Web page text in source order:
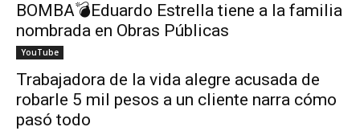
BOMBA💣Eduardo Estrella tiene a la familia
nombrada en Obras Públicas
YouTube
Trabajadora de la vida alegre acusada de
robarle 5 mil pesos a un cliente narra cómo
pasó todo